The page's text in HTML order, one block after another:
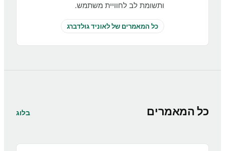
ותשומת לב לחוויית משתמש.
כל המאמרים שללאוניד גולדברג
כל המאמרים בלוג